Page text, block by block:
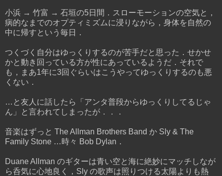
小浜 → 竹富 → 石垣の5日間．スローモーションの空気と，
病的なまでのオプティミズムに浸りながら，身体を自然の
中に帰すという毎日．
つくづく自分はゆっくりするのが苦手だと思った．せかせ
かと動き回っている方が性にあっているようだ．それで
も，まあ1年に3回ぐらいはこうやってゆっくりするのも悪
くない．
…と友人に話したら「アンタ普段からゆっくりしてるじゃ
ん」と言われてしまったが．．．
音楽はずっと The Allman Brothers Band か Sly & The
Family Stone …時々 Bob Dylan．
Duane Allman のギターは青い空と海に絶妙にマッチしなが
ら呑気に心地良く，Sly の歌声は照りつける太陽よりも熱